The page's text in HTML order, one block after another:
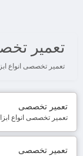
تعمیر
تعمیر تخصصی انواع
تعمیر تخصصی
تعمیر تخصصی انواع
تعمیر تخصصی